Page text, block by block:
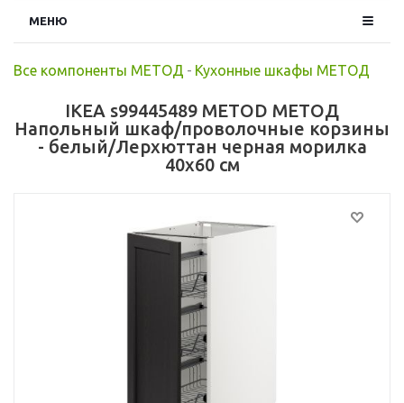
МЕНЮ
Все компоненты МЕТОД - Кухонные шкафы МЕТОД
IKEA s99445489 METOD МЕТОД
Напольный шкаф/проволочные корзины
- белый/Лерхюттан черная морилка
40x60 см